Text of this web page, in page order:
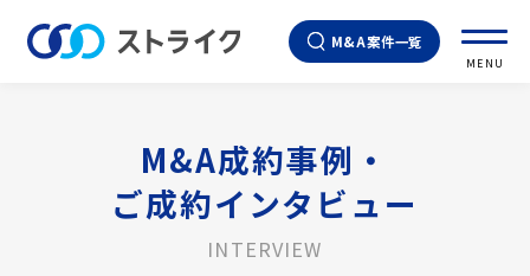
M&A案件一覧
MENU
M&A成約事例・
ご成約インタビュー
INTERVIEW